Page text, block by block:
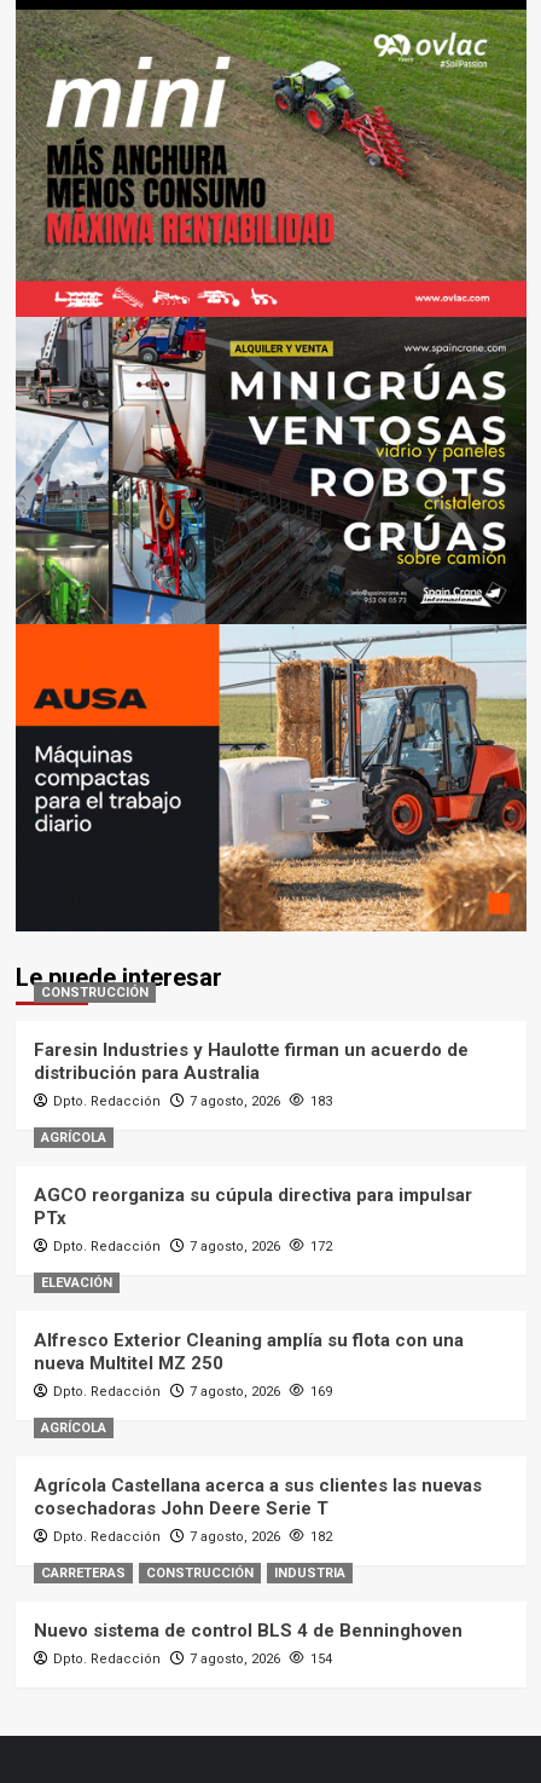
Le puede interesar
CONSTRUCCIÓN
Faresin Industries y Haulotte firman un acuerdo de
distribución para Australia
Dpto. Redacción 7 agosto, 2026 183
AGRÍCOLA
AGCO reorganiza su cúpula directiva para impulsar
PTx
Dpto. Redacción 7 agosto, 2026 172
ELEVACIÓN
Alfresco Exterior Cleaning amplía su flota con una
nueva Multitel MZ 250
Dpto. Redacción 7 agosto, 2026 169
AGRÍCOLA
Agrícola Castellana acerca a sus clientes las nuevas
cosechadoras John Deere Serie T
Dpto. Redacción 7 agosto, 2026 182
CARRETERAS CONSTRUCCIÓN INDUSTRIA
Nuevo sistema de control BLS 4 de Benninghoven
Dpto. Redacción 7 agosto, 2026 154